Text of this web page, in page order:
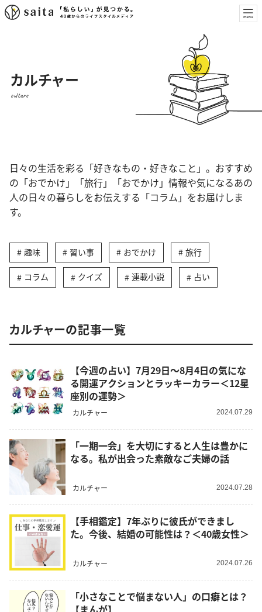
カルチャー
culture
日々の生活を彩る「好きなもの・好きなこと」。おすすめ
の「おでかけ」「旅行」「おでかけ」情報や気になるあの
人の日々の暮らしをお伝えする「コラム」をお届けしま
す。
趣味 習い事 おでかけ 旅行
コラム クイズ 連載小説 占い
カルチャーの記事一覧
【今週の占い】7月29日～8月4日の気にな
る開運アクションとラッキーカラー＜12星
座別の運勢＞
カルチャー 2024.07.29
「一期一会」を大切にすると人生は豊かに
なる。私が出会った素敵なご夫婦の話
カルチャー 2024.07.28
【手相鑑定】7年ぶりに彼氏ができまし
た。今後、結婚の可能性は？＜40歳女性＞
カルチャー 2024.07.26
「小さなことで悩まない人」の口癖とは？
【まんが】